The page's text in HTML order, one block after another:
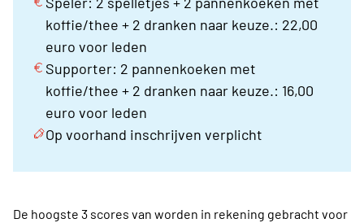
koffie/thee + 2 dranken naar keuze.: 22,00
euro voor leden
Supporter: 2 pannenkoeken met
koffie/thee + 2 dranken naar keuze.: 16,00
euro voor leden
Op voorhand inschrijven verplicht
De hoogste 3 scores van worden in rekening gebracht voor